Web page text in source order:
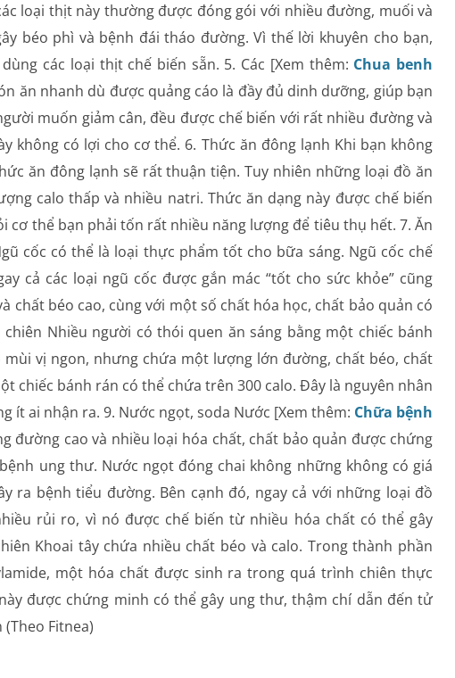
loại thịt này thường được đóng gói với nhiều đường, muối và
béo phì và bệnh đái tháo đường. Vì thế lời khuyên cho bạn,
các loại thịt chế biến sẵn. 5. Các [Xem thêm: Chua benh
ăn nhanh dù được quảng cáo là đầy đủ dinh dưỡng, giúp bạn
muốn giảm cân, đều được chế biến với rất nhiều đường và
không có lợi cho cơ thể. 6. Thức ăn đông lạnh Khi bạn không
ăn đông lạnh sẽ rất thuận tiện. Tuy nhiên những loại đồ ăn
calo thấp và nhiều natri. Thức ăn dạng này được chế biến
cơ thể bạn phải tốn rất nhiều năng lượng để tiêu thụ hết. 7. Ăn
cốc có thể là loại thực phẩm tốt cho bữa sáng. Ngũ cốc chế
cả các loại ngũ cốc được gắn mác “tốt cho sức khỏe” cũng
chất béo cao, cùng với một số chất hóa học, chất bảo quản có
Nhiều người có thói quen ăn sáng bằng một chiếc bánh
mùi vị ngon, nhưng chứa một lượng lớn đường, chất béo, chất
chiếc bánh rán có thể chứa trên 300 calo. Đây là nguyên nhân
ít ai nhận ra. 9. Nước ngọt, soda Nước [Xem thêm: Chữa bệnh
đường cao và nhiều loại hóa chất, chất bảo quản được chứng
ung thư. Nước ngọt đóng chai không những không có giá
ra bệnh tiểu đường. Bên cạnh đó, ngay cả với những loại đồ
rủi ro, vì nó được chế biến từ nhiều hóa chất có thể gây
Khoai tây chứa nhiều chất béo và calo. Trong thành phần
một hóa chất được sinh ra trong quá trình chiên thực
được chứng minh có thể gây ung thư, thậm chí dẫn đến tử
Fitnea)